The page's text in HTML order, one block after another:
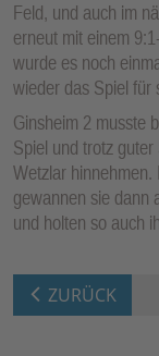
Feld, und auch im
erneut mit einem
wurde es noch
wieder das Spiel für
Ginsheim 2 musste
Spiel und trotz
Wetzlar
gewannen sie dann
und holten so auch
ZURÜCK